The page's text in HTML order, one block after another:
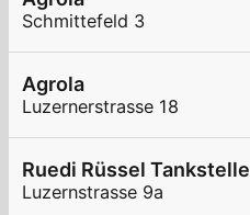
Schmittefeld 3
Agrola
Luzernerstrasse 18
Ruedi Rüssel Tankstelle
Luzernstrasse 9a